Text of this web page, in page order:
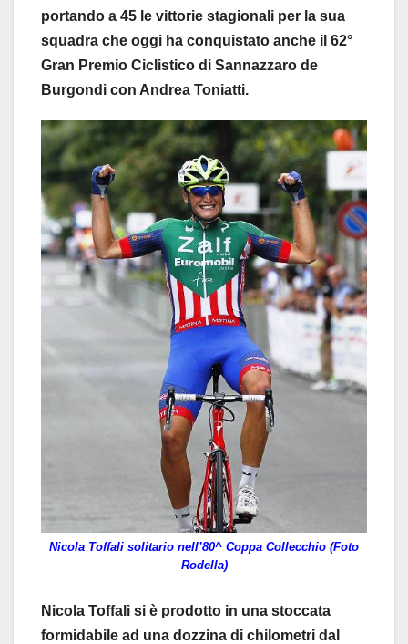
portando a 45 le vittorie stagionali per la sua
squadra che oggi ha conquistato anche il 62°
Gran Premio Ciclistico di Sannazzaro de
Burgondi con Andrea Toniatti.
Nicola Toffali solitario nell’80^ Coppa Collecchio (Foto
Rodella)
Nicola Toffali si è prodotto in una stoccata
formidabile ad una dozzina di chilometri dal